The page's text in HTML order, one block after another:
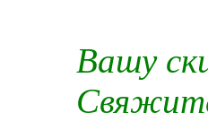
Вашу